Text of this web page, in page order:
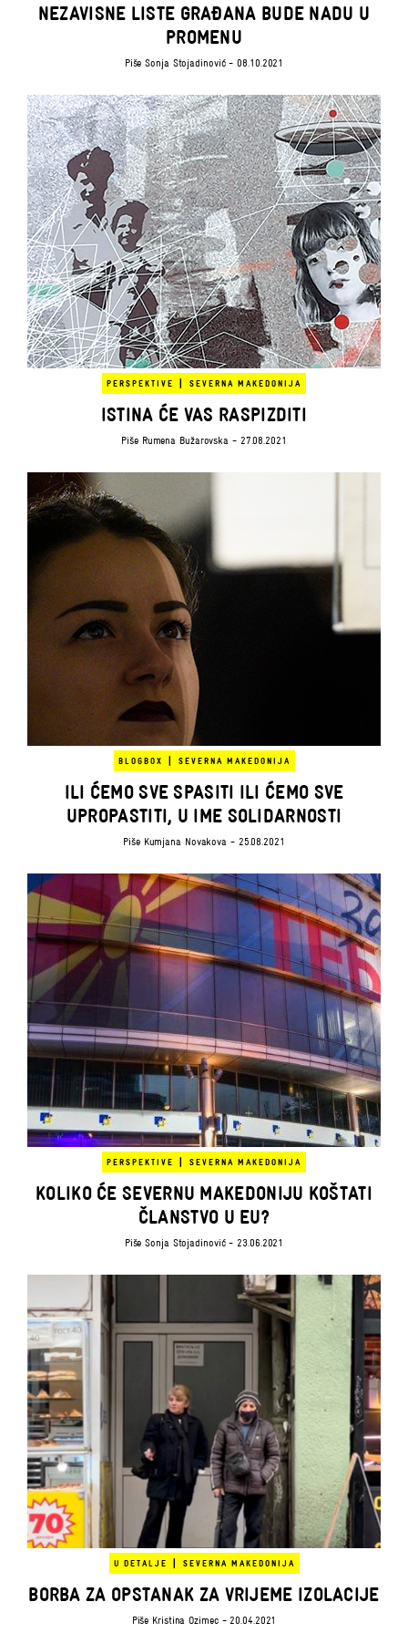
NEZAVISNE LISTE GRAĐANA BUDE NADU U
PROMENU
PišeSonja Stojadinović- 08.10.2021
PERSPEKTIVE | SEVERNA MAKEDONIJA
ISTINA ĆE VAS RASPIZDITI
Piše Rumena Bužarovska - 27.08.2021
BLOGBOX | SEVERNA MAKEDONIJA
ILI ĆEMO SVE SPASITI ILI ĆEMO SVE
UPROPASTITI, U IME SOLIDARNOSTI
Piše Kumjana Novakova - 25.08.2021
PERSPEKTIVE | SEVERNA MAKEDONIJA
KOLIKO ĆE SEVERNU MAKEDONIJU KOŠTATI
ČLANSTVO U EU?
PišeSonja Stojadinović- 23.06.2021
U DETALJE | SEVERNA MAKEDONIJA
BORBA ZA OPSTANAK ZA VRIJEME IZOLACIJE
Piše Kristina Ozimec- 20.04.2021